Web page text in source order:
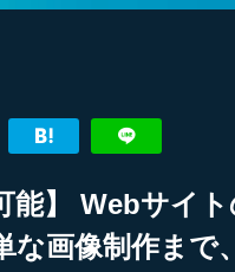
能】 Webサイ
な画像制作まで